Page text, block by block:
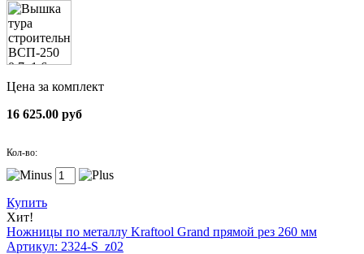
Цена за комплект
16 625.00 руб
Кол-во:
Купить
Хит!
Ножницы по металлу Kraftool Grand прямой рез 260 мм
Артикул: 2324-S_z02